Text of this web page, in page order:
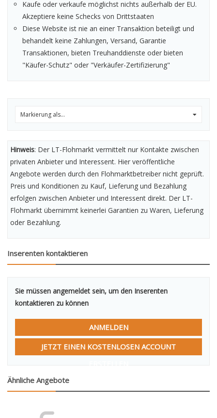
Kaufe oder verkaufe möglichst nichts außerhalb der EU.
Akzeptiere keine Schecks von Drittstaaten
Diese Website ist nie an einer Transaktion beteiligt und
behandelt keine Zahlungen, Versand, Garantie
Transaktionen, bieten Treuhanddienste oder bieten
"Käufer-Schutz" oder "Verkäufer-Zertifizierung"
Markierung als...
Hinweis: Der LT-Flohmarkt vermittelt nur Kontakte zwischen
privaten Anbieter und Interessent. Hier veröffentliche
Angebote werden durch den Flohmarktbetreiber nicht geprüft.
Preis und Konditionen zu Kauf, Lieferung und Bezahlung
erfolgen zwischen Anbieter und Interessent direkt. Der LT-
Flohmarkt übernimmt keinerlei Garantien zu Waren, Lieferung
oder Bezahlung.
Inserenten kontaktieren
Sie müssen angemeldet sein, um den Inserenten
kontaktieren zu können
ANMELDEN
JETZT EINEN KOSTENLOSEN ACCOUNT
Ähnliche Angebote